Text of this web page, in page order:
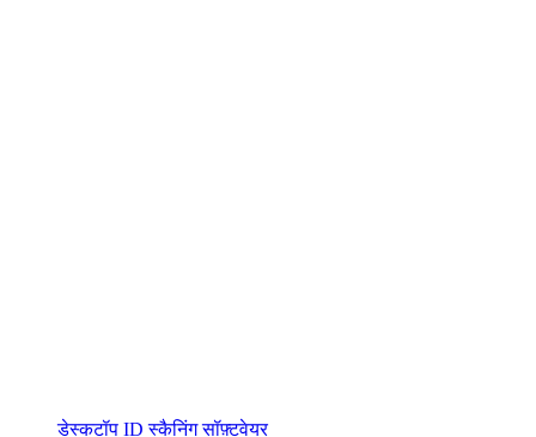
डेस्कटॉप ID स्कैनिंग सॉफ़्टवेयर